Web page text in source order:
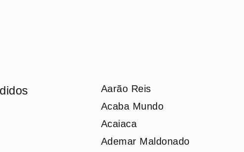
Aarão Reis
Acaba Mundo
Acaiaca
Ademar Maldonado